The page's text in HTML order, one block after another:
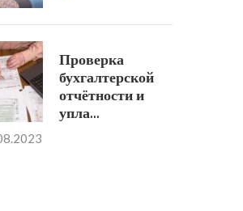
Проверка
бухгалтерской
отчётности и
упла…